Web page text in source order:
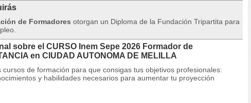
de Formadores otorgan un Diploma de la Fundación Tripartita para
sobre el CURSO Inem Sepe 2026 Formador de
en CIUDAD AUTONOMA DE MELILLA
cursos de formación para que consigas tus objetivos profesionales:
y habilidades necesarios para aumentar tu proyección